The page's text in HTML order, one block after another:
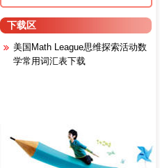
下载区
美国Math League思维探索活动数
学常用词汇表下载